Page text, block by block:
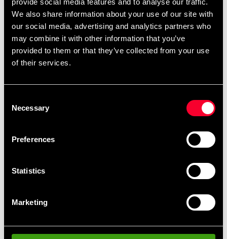
We also share information about your use of our site with
our social media, advertising and analytics partners who
may combine it with other information that you’ve
provided to them or that they’ve collected from your use
of their services.
Selection
Necessary
Preferences
Statistics
Marketing
Produktinformation
Adidas Kyu-bælte er et klassisk, ensfarvet gradbælte til
udøvere, der ønsker et bælte med høj holdbarhed.
Bæltet er fremstillet af
Pasform
klubber).